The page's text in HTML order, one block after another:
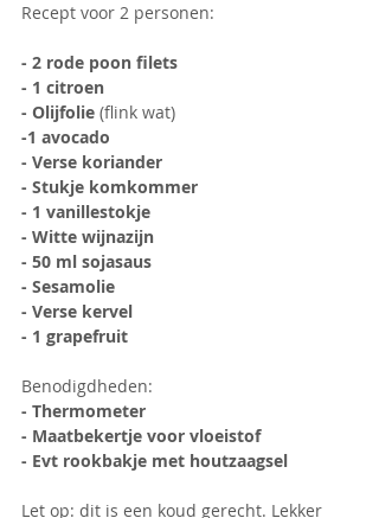
Recept voor 2 personen:
- 2 rode poon filets
- 1 citroen
- Olijfolie (flink wat)
-1 avocado
- Verse koriander
- Stukje komkommer
- 1 vanillestokje
- Witte wijnazijn
- 50 ml sojasaus
- Sesamolie
- Verse kervel
- 1 grapefruit
Benodigdheden:
- Thermometer
- Maatbekertje voor vloeistof
- Evt rookbakje met houtzaagsel
Let op: dit is een koud gerecht. Lekker